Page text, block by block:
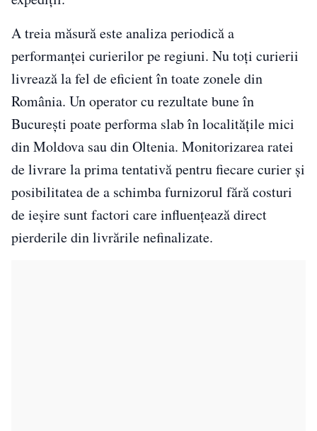
A treia măsură este analiza periodică a
performanței curierilor pe regiuni. Nu toți curierii
livrează la fel de eficient în toate zonele din
România. Un operator cu rezultate bune în
București poate performa slab în localitățile mici
din Moldova sau din Oltenia. Monitorizarea ratei
de livrare la prima tentativă pentru fiecare curier și
posibilitatea de a schimba furnizorul fără costuri
de ieșire sunt factori care influențează direct
pierderile din livrările nefinalizate.